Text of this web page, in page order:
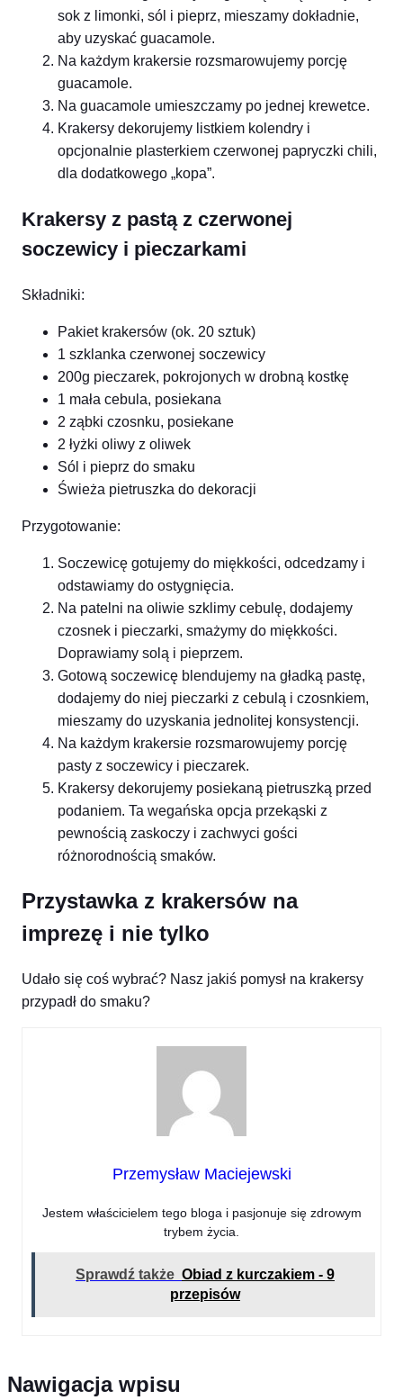
sok z limonki, sól i pieprz, mieszamy dokładnie,
aby uzyskać guacamole.
Na każdym krakersie rozsmarowujemy porcję
guacamole.
Na guacamole umieszczamy po jednej krewetce.
Krakersy dekorujemy listkiem kolendry i
opcjonalnie plasterkiem czerwonej papryczki chili,
dla dodatkowego „kopa”.
Krakersy z pastą z czerwonej
soczewicy i pieczarkami
Składniki:
Pakiet krakersów (ok. 20 sztuk)
1 szklanka czerwonej soczewicy
200g pieczarek, pokrojonych w drobną kostkę
1 mała cebula, posiekana
2 ząbki czosnku, posiekane
2 łyżki oliwy z oliwek
Sól i pieprz do smaku
Świeża pietruszka do dekoracji
Przygotowanie:
Soczewicę gotujemy do miękkości, odcedzamy i
odstawiamy do ostygnięcia.
Na patelni na oliwie szklimy cebulę, dodajemy
czosnek i pieczarki, smażymy do miękkości.
Doprawiamy solą i pieprzem.
Gotową soczewicę blendujemy na gładką pastę,
dodajemy do niej pieczarki z cebulą i czosnkiem,
mieszamy do uzyskania jednolitej konsystencji.
Na każdym krakersie rozsmarowujemy porcję
pasty z soczewicy i pieczarek.
Krakersy dekorujemy posiekaną pietruszką przed
podaniem. Ta wegańska opcja przekąski z
pewnością zaskoczy i zachwyci gości
różnorodnością smaków.
Przystawka z krakersów na
imprezę i nie tylko
Udało się coś wybrać? Nasz jakiś pomysł na krakersy
przypadł do smaku?
Przemysław Maciejewski
Jestem właścicielem tego bloga i pasjonuje się zdrowym
trybem życia.
Sprawdź także Obiad z kurczakiem - 9
przepisów
Nawigacja wpisu